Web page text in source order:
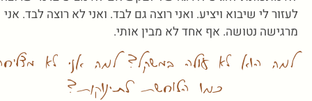
לעזור לי שיבוא ויציע. ואני רוצה גם לבד. ואני לא רוצה לבד. אני
מרגישה נטושה. אף אחד לא מבין אותי.
למה הוא לא עולה במשקל? למה אני לא
כמו הלוחשת לתינוקות?